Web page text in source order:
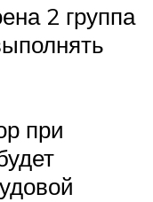
2 группа
при